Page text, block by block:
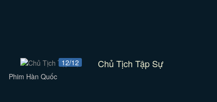
12/12 Chủ Tịch Tập Sự
Phim Hàn Quốc